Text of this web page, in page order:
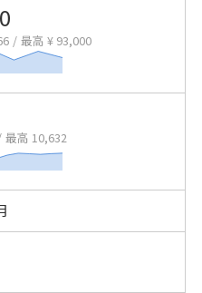
/ 最高 ¥ 93,000
最高 10,632